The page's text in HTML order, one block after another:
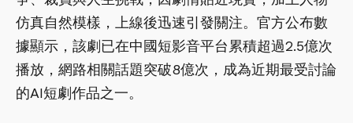
仿真自然模樣，上線後迅速引發關注。官方公布數
據顯示，該劇已在中國短影音平台累積超過2.5億次
播放，網路相關話題突破8億次，成為近期最受討論
的AI短劇作品之一。